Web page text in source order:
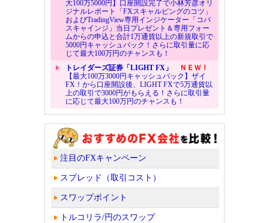
大100万5000円】口座開設完了で小林芳彦オリ
ジナルレポート「FXスキャルピングのコツ」
およびTradingView専用インジケーター「コバ
スキャインジ」当日プレゼント＆専用フォー
ムからの申込と合計1万通貨以上の新規取引で
5000円キャッシュバック！さらに取引量に応
じて最大100万円のチャンスも！
トレイダーズ証券「LIGHT FX」
ＮＥＷ！
【最大100万3000円キャッシュバック】ザイ
FX！から口座開設後、LIGHT FXで5万通貨以
上の取引で3000円がもらえる！さらに取引量
に応じて最大100万円のチャンスも！
注目のFXキャンペーン
スプレッド（取引コスト）
スワップポイント
トルコリラ/円のスワップ